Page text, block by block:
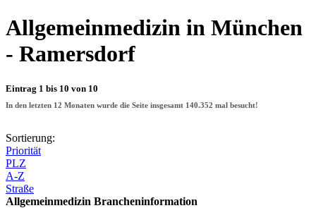
Allgemeinmedizin in München
- Ramersdorf
Eintrag 1 bis 10 von 10
In den letzten 12 Monaten wurde die Seite insgesamt 140.352 mal besucht!
Sortierung:
Priorität
PLZ
A-Z
Straße
Allgemeinmedizin Brancheninformation